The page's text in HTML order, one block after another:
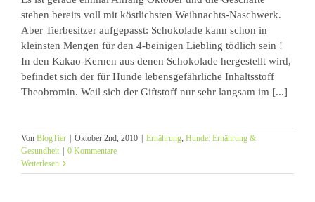
stehen bereits voll mit köstlichsten Weihnachts-Naschwerk.
Aber Tierbesitzer aufgepasst: Schokolade kann schon in
kleinsten Mengen für den 4-beinigen Liebling tödlich sein !
In den Kakao-Kernen aus denen Schokolade hergestellt wird,
befindet sich der für Hunde lebensgefährliche Inhaltsstoff
Theobromin. Weil sich der Giftstoff nur sehr langsam im [...]
Von BlogTier | Oktober 2nd, 2010 | Ernährung, Hunde: Ernährung &
Gesundheit | 0 Kommentare
Weiterlesen